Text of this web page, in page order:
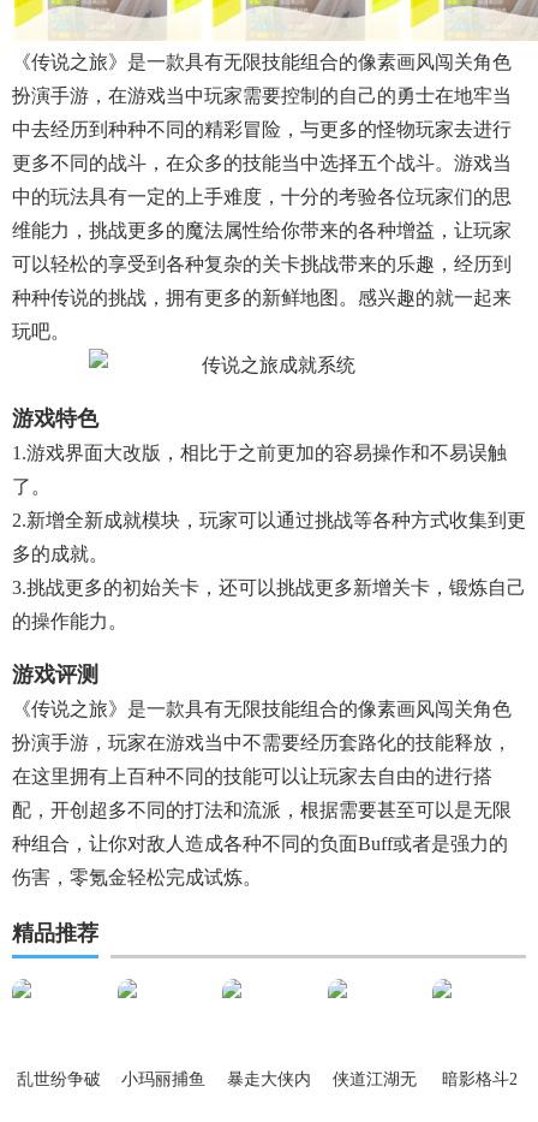
《传说之旅》是一款具有无限技能组合的像素画风闯关角色
扮演手游，在游戏当中玩家需要控制的自己的勇士在地牢当
中去经历到种种不同的精彩冒险，与更多的怪物玩家去进行
更多不同的战斗，在众多的技能当中选择五个战斗。游戏当
中的玩法具有一定的上手难度，十分的考验各位玩家们的思
维能力，挑战更多的魔法属性给你带来的各种增益，让玩家
可以轻松的享受到各种复杂的关卡挑战带来的乐趣，经历到
种种传说的挑战，拥有更多的新鲜地图。感兴趣的就一起来
玩吧。
游戏特色
1.游戏界面大改版，相比于之前更加的容易操作和不易误触
了。
2.新增全新成就模块，玩家可以通过挑战等各种方式收集到更
多的成就。
3.挑战更多的初始关卡，还可以挑战更多新增关卡，锻炼自己
的操作能力。
游戏评测
《传说之旅》是一款具有无限技能组合的像素画风闯关角色
扮演手游，玩家在游戏当中不需要经历套路化的技能释放，
在这里拥有上百种不同的技能可以让玩家去自由的进行搭
配，开创超多不同的打法和流派，根据需要甚至可以是无限
种组合，让你对敌人造成各种不同的负面buff或者是强力的
伤害，零氪金轻松完成试炼。
精品推荐
乱世纷争破
小玛丽捕鱼
暴走大侠内
侠道江湖无
暗影格斗2